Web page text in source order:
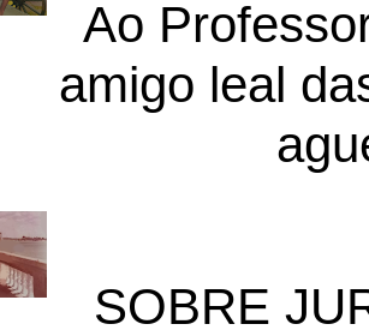
Ao
amigo leal
SOBRE